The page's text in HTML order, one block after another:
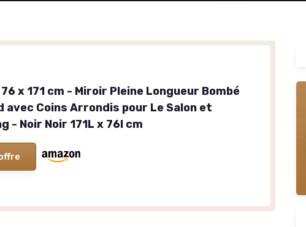
x 171 cm - Miroir Pleine Longueur Bombé
avec Coins Arrondis pour Le Salon et
- Noir Noir 171L x 76l cm